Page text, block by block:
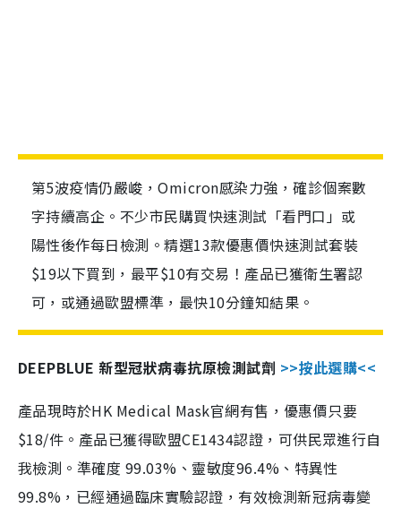
第5波疫情仍嚴峻，Omicron感染力強，確診個案數
字持續高企。不少市民購買快速測試「看門口」或
陽性後作每日檢測。精選13款優惠價快速測試套裝
$19以下買到，最平$10有交易！產品已獲衛生署認
可，或通過歐盟標準，最快10分鐘知結果。
DEEPBLUE 新型冠狀病毒抗原檢測試劑 >>按此選購<<
產品現時於HK Medical Mask官網有售，優惠價只要
$18/件。產品已獲得歐盟CE1434認證，可供民眾進行自
我檢測。準確度 99.03%、靈敏度96.4%、特異性
99.8%，已經通過臨床實驗認證，有效檢測新冠病毒變